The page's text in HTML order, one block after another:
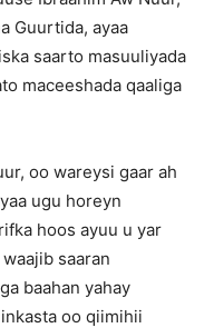
Guurtida, ayaa
saarto masuuliyada
maceeshada qaaliga
oo wareysi gaar ah
ugu horeyn
hoos ayuu u yar
saaran
baahan yahay
oo qiimihii